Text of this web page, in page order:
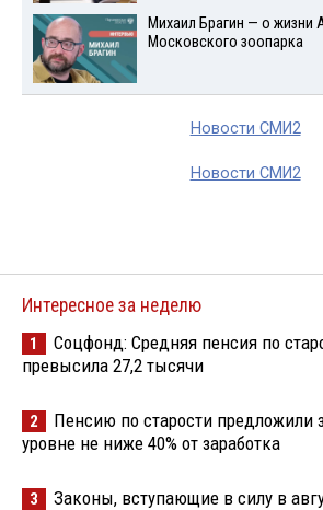
Михаил Брагин — о жизни
Московского зоопарка
Новости СМИ2
Новости СМИ2
Интересное за неделю
1
Соцфонд: Средняя пенсия по
превысила 27,2 тысячи
2
Пенсию по старости предложили
уровне не ниже 40% от заработка
3 Законы, вступающие в силу в